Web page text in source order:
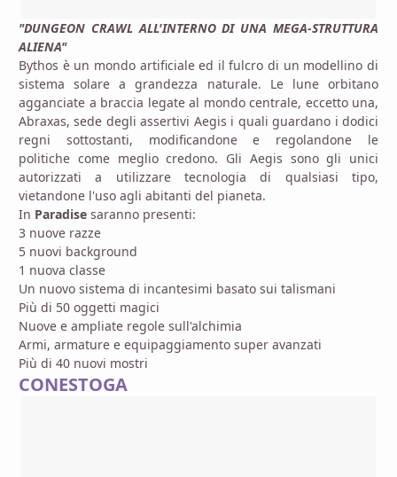
"DUNGEON CRAWL ALL'INTERNO DI UNA MEGA-STRUTTURA
ALIENA"
Bythos è un mondo artificiale ed il fulcro di un modellino di
sistema solare a grandezza naturale. Le lune orbitano
agganciate a braccia legate al mondo centrale, eccetto una,
Abraxas, sede degli assertivi Aegis i quali guardano i dodici
regni sottostanti, modificandone e regolandone le
politiche come meglio credono. Gli Aegis sono gli unici
autorizzati a utilizzare tecnologia di qualsiasi tipo,
vietandone l'uso agli abitanti del pianeta.
In Paradise saranno presenti:
3 nuove razze
5 nuovi background
1 nuova classe
Un nuovo sistema di incantesimi basato sui talismani
Più di 50 oggetti magici
Nuove e ampliate regole sull'alchimia
Armi, armature e equipaggiamento super avanzati
Più di 40 nuovi mostri
CONESTOGA